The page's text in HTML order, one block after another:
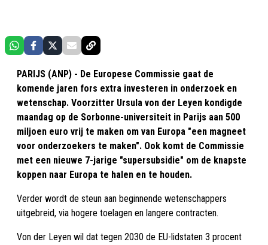
PARIJS (ANP) - De Europese Commissie gaat de
komende jaren fors extra investeren in onderzoek en
wetenschap. Voorzitter Ursula von der Leyen kondigde
maandag op de Sorbonne-universiteit in Parijs aan 500
miljoen euro vrij te maken om van Europa "een magneet
voor onderzoekers te maken". Ook komt de Commissie
met een nieuwe 7-jarige "supersubsidie" om de knapste
koppen naar Europa te halen en te houden.
Verder wordt de steun aan beginnende wetenschappers
uitgebreid, via hogere toelagen en langere contracten.
Von der Leyen wil dat tegen 2030 de EU-lidstaten 3 procent